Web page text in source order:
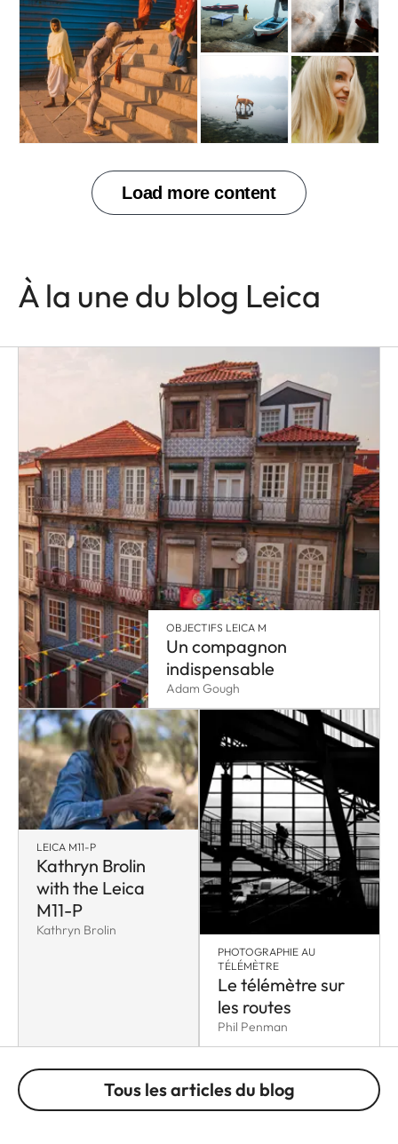
À la une du blog Leica
OBJECTIFS LEICA M
Un compagnon
indispensable
Adam Gough
LEICA M11-P
Kathryn Brolin
with the Leica
M11-P
Kathryn Brolin
PHOTOGRAPHIE AU
TÉLÉMÈTRE
Le télémètre sur
les routes
Phil Penman
Tous les articles du blog